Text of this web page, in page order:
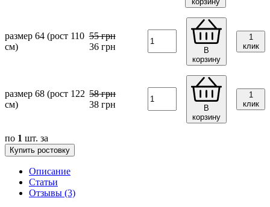
размер 64 (рост 110
см)
55грн
36грн
В
корзину
1
клик
размер 68 (рост 122
см)
58грн
38 грн
В
корзину
1
клик
по 1 шт. за
Купить ростовку
Описание
Статьи
Отзывы (3)